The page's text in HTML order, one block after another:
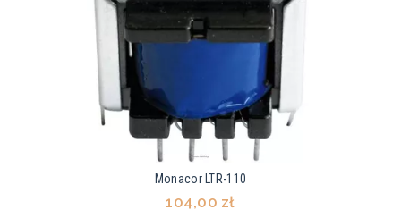
Monacor LTR-110
104,00 zł